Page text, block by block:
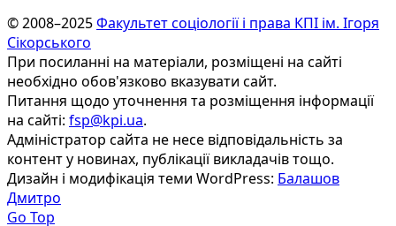
© 2008–2025Факультет соціології і права КПІ ім. Ігоря
Сікорського
При посиланні на матеріали, розміщені на сайті
необхідно обов'язково вказувати сайт.
Питання щодо уточнення та розміщення інформації
на сайті: fsp@kpi.ua.
Адміністратор сайта не несе відповідальність за
контент у новинах, публікації викладачів тощо.
Дизайн і модифікація теми WordPress: Балашов
Дмитро
Go Top